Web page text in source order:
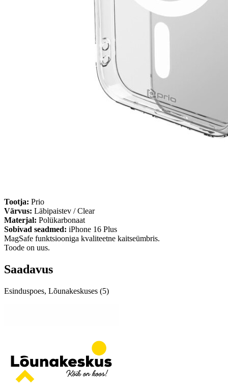
Tootja: Prio
Värvus: Läbipaistev / Clear
Materjal: Polükarbonaat
Sobivad seadmed: iPhone 16 Plus
MagSafe funktsiooniga kvaliteetne kaitseümbris.
Toode on uus.
Saadavus
Esinduspoes, Lõunakeskuses (5)